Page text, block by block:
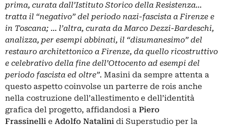
prima, curata dall’Istituto Storico della Resistenza…
tratta il “negativo” del periodo nazi-fascista a Firenze e
in Toscana; … l’altra, curata da Marco Dezzi-Bardeschi,
analizza, per esempi abbinati, il “disumanesimo” del
restauro architettonico a Firenze, da quello ricostruttivo
e celebrativo della fine dell’Ottocento ad esempi del
periodo fascista ed oltre”. Masini da sempre attenta a
questo aspetto coinvolse un parterre de rois anche
nella costruzione dell’allestimento e dell’identità
grafica del progetto, affidandosi a Piero
Frassinelli e Adolfo Natalini di Superstudio per la